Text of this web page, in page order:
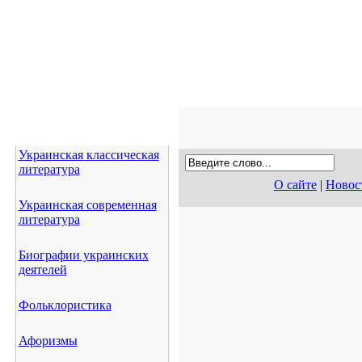
Украинская классическая
литература
Украинская современная
литература
Биографии украинских
деятелей
Фольклористика
Афоризмы
О сайте |